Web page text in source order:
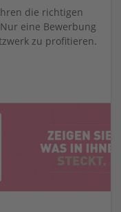
die richtigen
eine Bewerbung
zu profitieren.